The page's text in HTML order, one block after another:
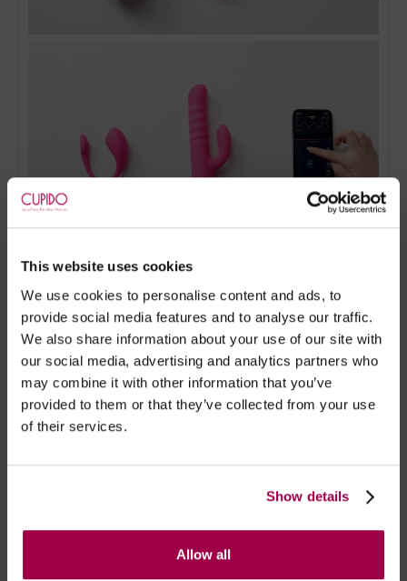
This website uses cookies
We use cookies to personalise content and ads, to
provide social media features and to analyse our traffic.
We also share information about your use of our site with
our social media, advertising and analytics partners who
may combine it with other information that you’ve
provided to them or that they’ve collected from your use
of their services.
Show details
Allow all
DISFRUTA DE ESTIMULAÇÃO CORPORAL
COMPLETA EM SINCRONIZAÇÃO PERFEITA
Cada impulso do Velvo faz com que oGeminivibre
em perfeita sincronia no teu peito, inundando as
tuas partes mais sensíveis com ondas de sensações
que se intensificam num êxtase irresistível e misto.